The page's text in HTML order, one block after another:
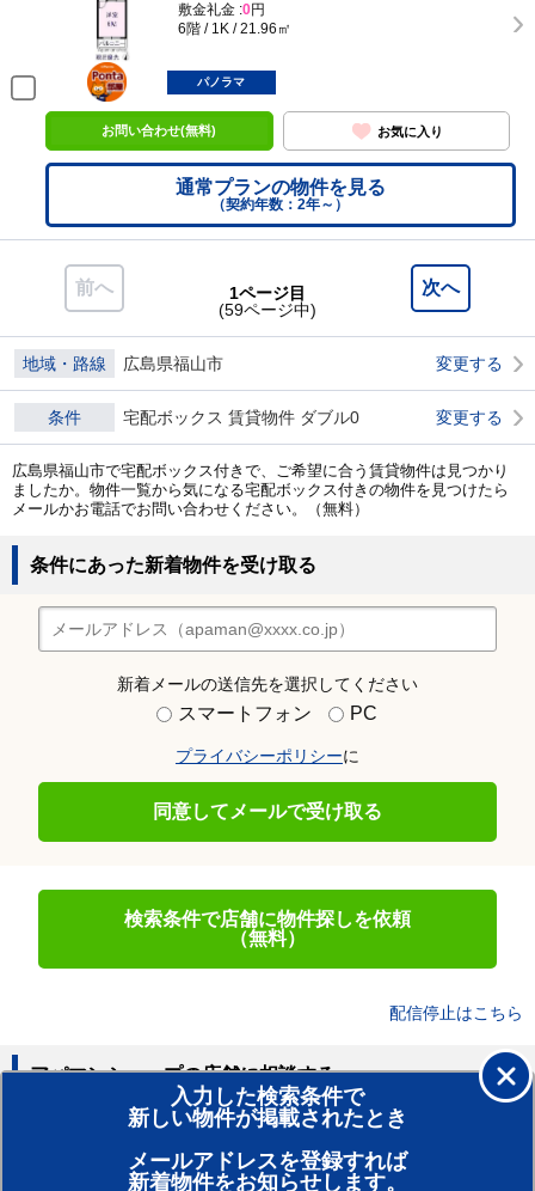
敷金礼金 :0円
6階 / 1K / 21.96㎡
ポンタ
部屋
パノラマ
お問い合わせ(無料) お気に入り
通常プランの物件を見る
（契約年数：2年～）
前へ 次へ
1ページ目
(59ページ中)
地域・路線 広島県福山市 変更する
条件 宅配ボックス 賃貸物件 ダブル0 変更する
広島県福山市で宅配ボックス付きで、ご希望に合う賃貸物件は見つかり
ましたか。物件一覧から気になる宅配ボックス付きの物件を見つけたら
メールかお電話でお問い合わせください。（無料）
条件にあった新着物件を受け取る
新着メールの送信先を選択してください
スマートフォン PC
プライバシーポリシーに
同意してメールで受け取る
検索条件で店舗に物件探しを依頼
（無料）
配信停止はこちら
入力した検索条件で
新しい物件が掲載されたとき
メールアドレスを登録すれば
新着物件をお知らせします。
アパマンショップの店舗に相談する
賃貸のプロがお部屋探し！
おまかせ物件リクエスト